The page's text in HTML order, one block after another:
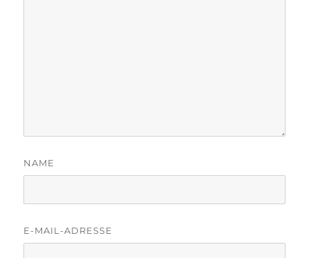
NAME
E-MAIL-ADRESSE